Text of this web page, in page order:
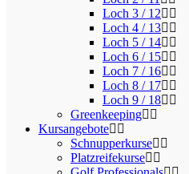
Loch 3 / 12
Loch 4 / 13
Loch 5 / 14
Loch 6 / 15
Loch 7 / 16
Loch 8 / 17
Loch 9 / 18
Greenkeeping
Kursangebote
Schnupperkurse
Platzreifekurse